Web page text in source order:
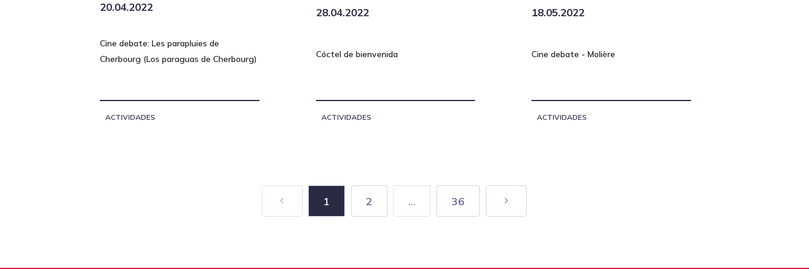
20.04.2022
Cine debate: Les parapluies de
Cherbourg (Los paraguas de Cherbourg)
ACTIVIDADES
28.04.2022
Cóctel de bienvenida
ACTIVIDADES
18.05.2022
Cine debate - Molière
ACTIVIDADES
1 2 ... 36